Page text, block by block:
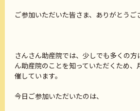
ご参加いただいた皆さま、ありがとう
さんさん助産院では、少しでも多くの
ん助産院のことを知っていただくため、
催しています。
今日ご参加いただいたのは、